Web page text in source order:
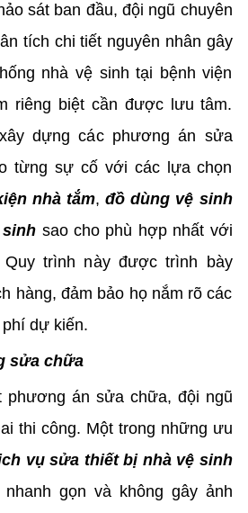
sát ban đầu, đội ngũ chuyên
tích chi tiết nguyên nhân gây
nhà vệ sinh tại bệnh viện
riêng biệt cần được lưu tâm.
dựng các phương án sửa
từng sự cố với các lựa chọn
nhà tắm,đồ dùng vệ sinh
sao cho phù hợp nhất với
trình này được trình bày
hàng, đảm bảo họ nắm rõ các
dự kiến.
sửa chữa
phương án sửa chữa, đội ngũ
thi công. Một trong những ưu
vụ sửa thiết bị nhà vệ sinh
gọn và không gây ảnh